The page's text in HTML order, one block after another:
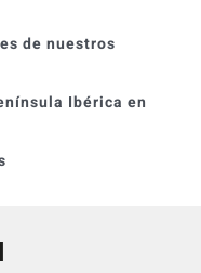
de nuestros
Ibérica en